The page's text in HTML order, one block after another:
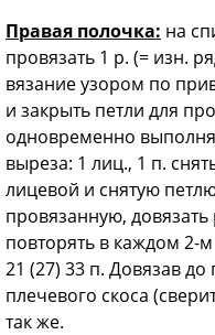
Правая полочка: на
провязать 1 р. (= изн.
вязание узором по
и закрыть петли для
одновременно
выреза: 1 лиц., 1 п.
лицевой и снятую
провязанную, довязать
повторять в каждом 2-
21 (27) 33 п. Довязав до
плечевого скоса
так же.